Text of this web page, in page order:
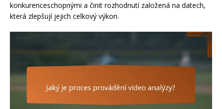
konkurenceschopnými a činit rozhodnutí založená na datech,
která zlepšují jejich celkový výkon.